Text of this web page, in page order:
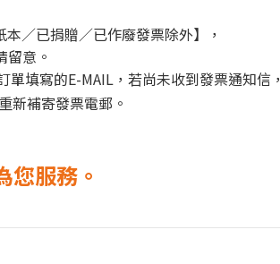
／已捐贈／已作廢發票除外】，
意。
填寫的E-MAIL，若尚未收到發票通知信，
新補寄發票電郵。
服務。